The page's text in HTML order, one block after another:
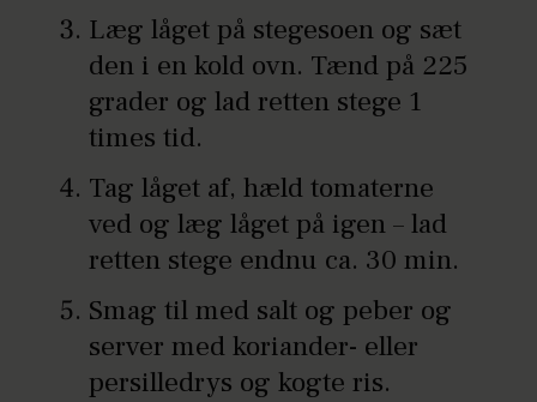
Læg låget på stegesoen og sæt
den i en kold ovn. Tænd på 225
grader og lad retten stege 1
times tid.
Tag låget af, hæld tomaterne
ved og læg låget på igen – lad
retten stege endnu ca. 30 min.
Smag til med salt og peber og
server med koriander- eller
persilledrys og kogte ris.